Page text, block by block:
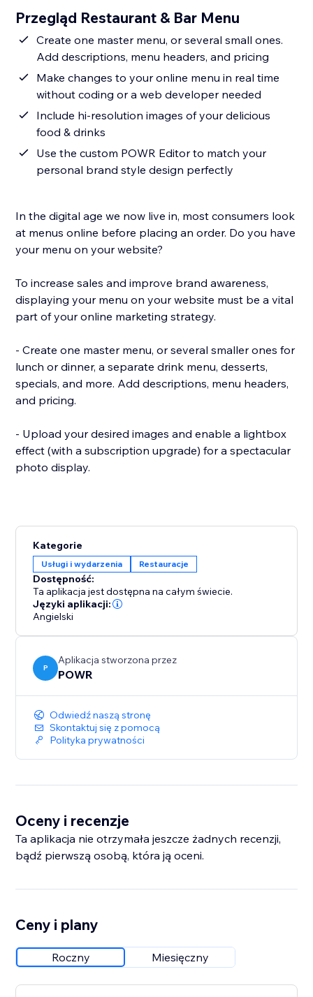
Przegląd Restaurant & Bar Menu
Create one master menu, or several small ones.
Add descriptions, menu headers, and pricing
Make changes to your online menu in real time
without coding or a web developer needed
Include hi-resolution images of your delicious
food & drinks
Use the custom POWR Editor to match your
personal brand style design perfectly
In the digital age we now live in, most consumers look
at menus online before placing an order. Do you have
your menu on your website?
To increase sales and improve brand awareness,
displaying your menu on your website must be a vital
part of your online marketing strategy.
- Create one master menu, or several smaller ones for
lunch or dinner, a separate drink menu, desserts,
specials, and more. Add descriptions, menu headers,
and pricing.
- Upload your desired images and enable a lightbox
effect (with a subscription upgrade) for a spectacular
photo display.
Kategorie
Usługi i wydarzenia Restauracje
Dostępność:
Ta aplikacja jest dostępna na całym świecie.
Języki aplikacji:
Angielski
P
Aplikacja stworzona przez
POWR
Odwiedź naszą stronę
Skontaktuj się z pomocą
Polityka prywatności
Oceny i recenzje
Ta aplikacja nie otrzymała jeszcze żadnych recenzji,
bądź pierwszą osobą, która ją oceni.
Ceny i plany
Roczny Miesięczny